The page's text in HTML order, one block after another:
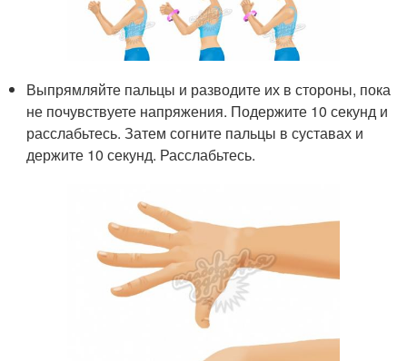
Выпрямляйте пальцы и разводите их в стороны, пока
не почувствуете напряжения. Подержите 10 секунд и
расслабьтесь. Затем согните пальцы в суставах и
держите 10 секунд. Расслабьтесь.